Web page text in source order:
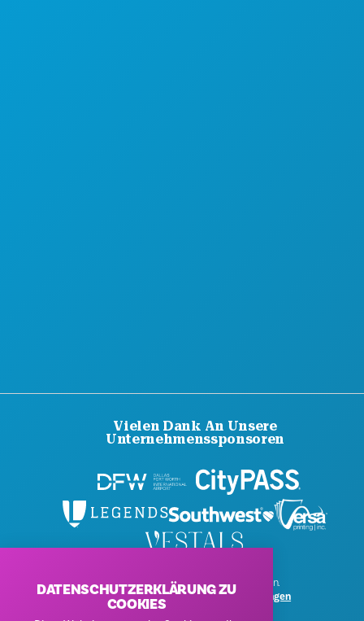
Vielen Dank An Unsere
Unternehmenssponsoren
© 2026 Visit Dallas. Alle Rechte vorbehalten.
Datenschutzerklärung|Nutzungsbedingungen
DATENSCHUTZERKLÄRUNG ZU
COOKIES